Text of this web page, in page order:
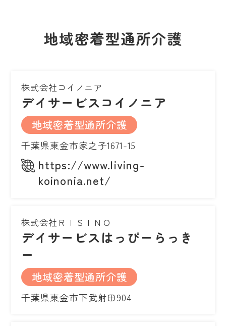
地域密着型通所介護
株式会社コイノニア
デイサービスコイノニア
地域密着型通所介護
千葉県東金市家之子1671-15
https://www.living-
koinonia.net/
株式会社ＲＩＳＩＮＯ
デイサービスはっぴーらっき
ー
地域密着型通所介護
千葉県東金市下武射田904